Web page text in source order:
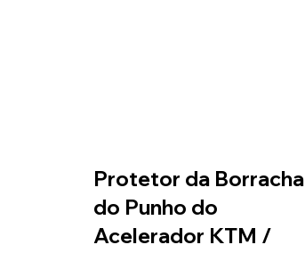
Protetor da Borracha
do Punho do
Acelerador KTM /